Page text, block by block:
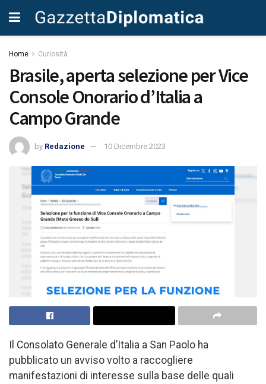
Home Curiosità
Brasile, aperta selezione per Vice
Console Onorario d’Italia a
Campo Grande
by Redazione 10 Dicembre 2023
Il Consolato Generale d’Italia a San Paolo ha
pubblicato un avviso volto a raccogliere
manifestazioni di interesse sulla base delle quali